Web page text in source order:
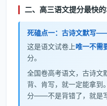
二、高三语文提分最快
死磕点一：古诗文默写
这是语文试卷上唯一不需
分。
全国卷高考语文，古诗文
背、肯写，就一定能拿到
分——不是背错了，就是